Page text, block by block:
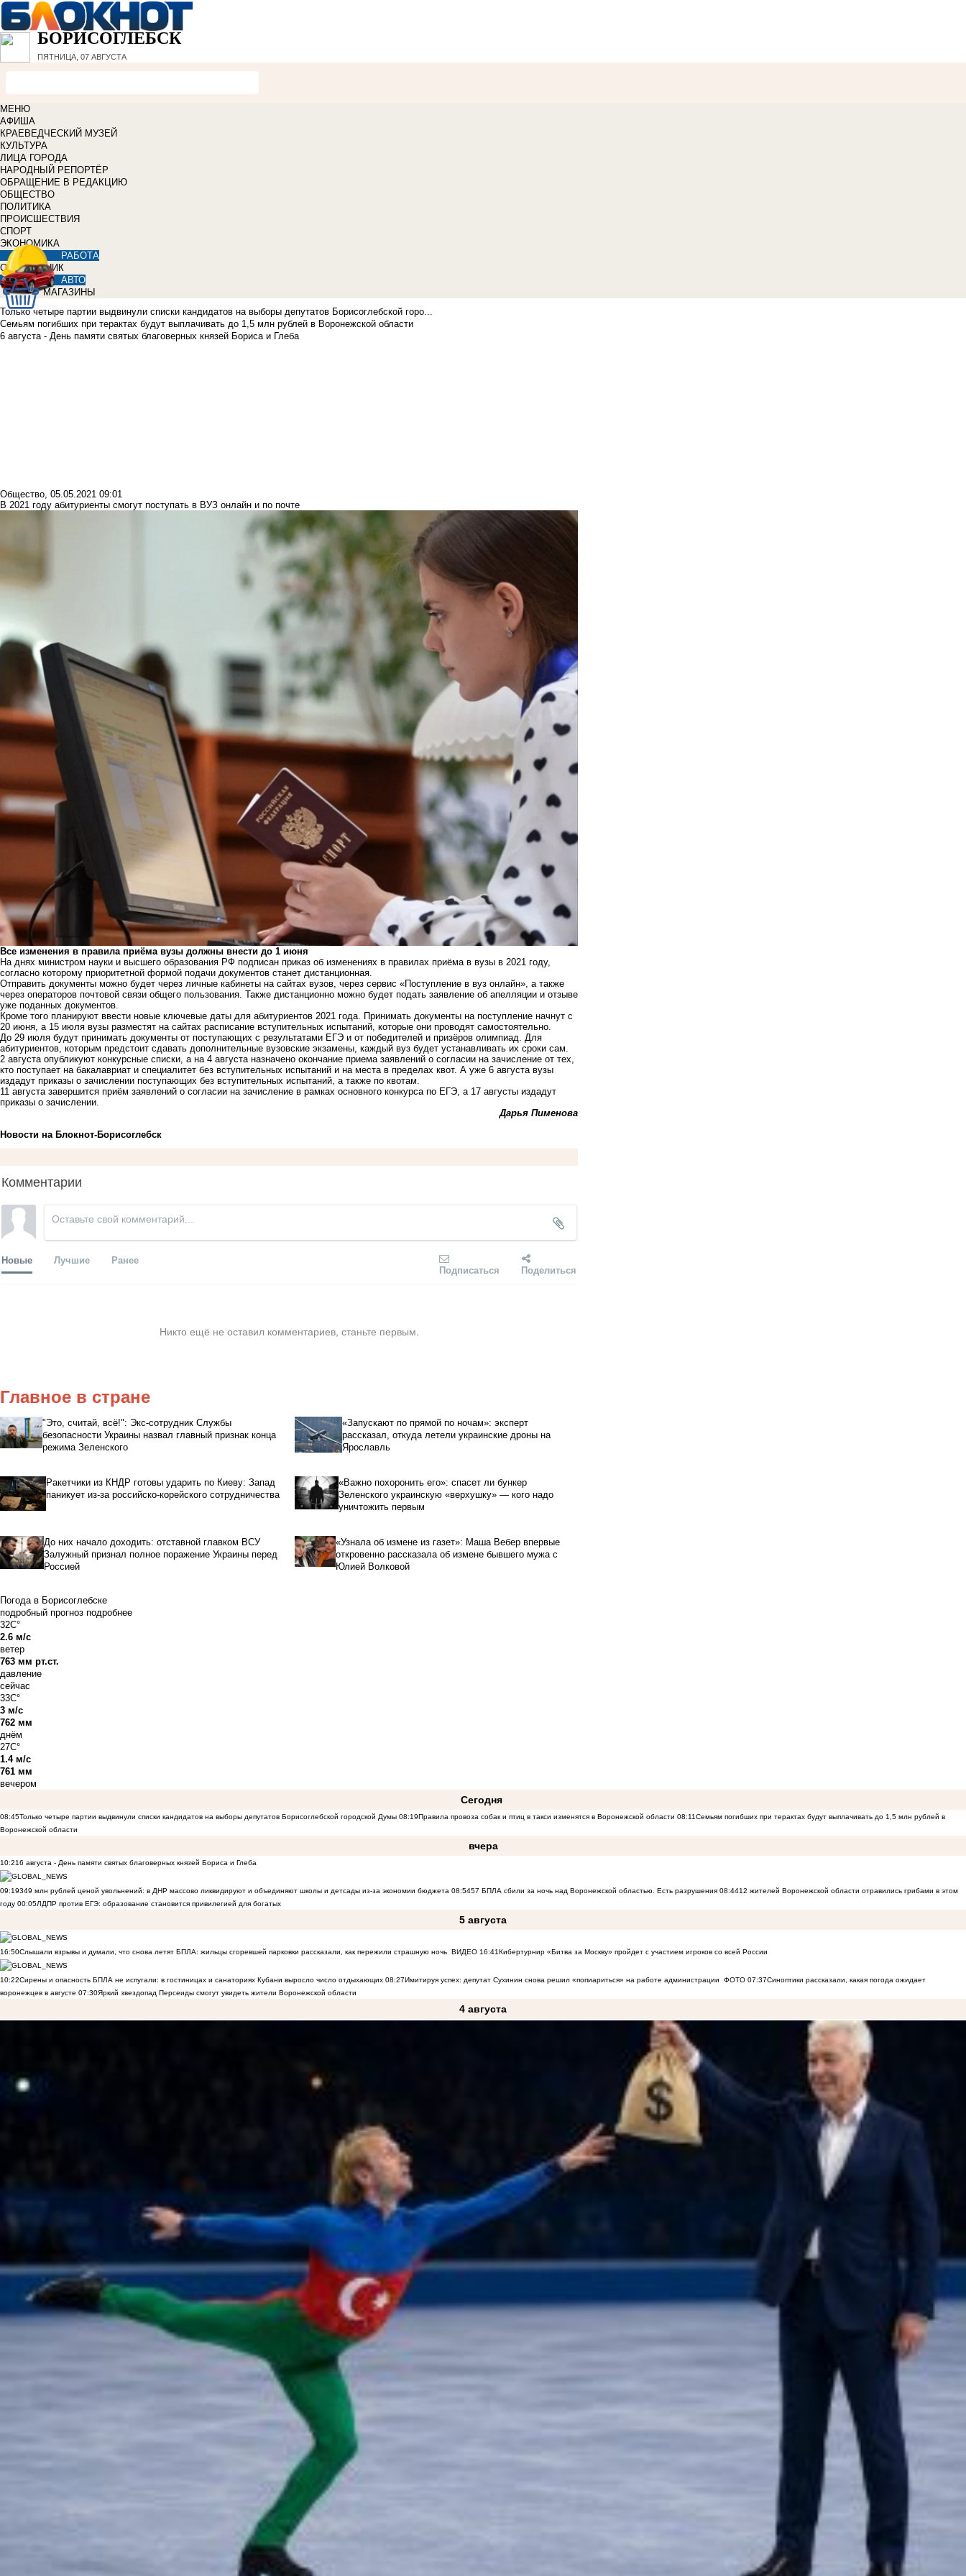
БОРИСОГЛЕБСК
ПЯТНИЦА, 07 АВГУСТА
МЕНЮ
АФИША
КРАЕВЕДЧЕСКИЙ МУЗЕЙ
КУЛЬТУРА
ЛИЦА ГОРОДА
НАРОДНЫЙ РЕПОРТЁР
ОБРАЩЕНИЕ В РЕДАКЦИЮ
ОБЩЕСТВО
ПОЛИТИКА
ПРОИСШЕСТВИЯ
СПОРТ
ЭКОНОМИКА
РАБОТА
СПРАВОЧНИК
АВТО
МАГАЗИНЫ
Только четыре партии выдвинули списки кандидатов на выборы депутатов Борисоглебской горо...
Семьям погибших при терактах будут выплачивать до 1,5 млн рублей в Воронежской области
6 августа - День памяти святых благоверных князей Бориса и Глеба
Общество, 05.05.2021 09:01
В 2021 году абитуриенты смогут поступать в ВУЗ онлайн и по почте
Все изменения в правила приёма вузы должны внести до 1 июня
На днях министром науки и высшего образования РФ подписан приказ об изменениях в правилах приёма в вузы в 2021 году,
согласно которому приоритетной формой подачи документов станет дистанционная.
Отправить документы можно будет через личные кабинеты на сайтах вузов, через сервис «Поступление в вуз онлайн», а также
через операторов почтовой связи общего пользования. Также дистанционно можно будет подать заявление об апелляции и отзыве
уже поданных документов.
Кроме того планируют ввести новые ключевые даты для абитуриентов 2021 года. Принимать документы на поступление начнут с
20 июня, а 15 июля вузы разместят на сайтах расписание вступительных испытаний, которые они проводят самостоятельно.
До 29 июля будут принимать документы от поступающих с результатами ЕГЭ и от победителей и призёров олимпиад. Для
абитуриентов, которым предстоит сдавать дополнительные вузовские экзамены, каждый вуз будет устанавливать их сроки сам.
2 августа опубликуют конкурсные списки, а на 4 августа назначено окончание приема заявлений о согласии на зачисление от тех,
кто поступает на бакалавриат и специалитет без вступительных испытаний и на места в пределах квот. А уже 6 августа вузы
издадут приказы о зачислении поступающих без вступительных испытаний, а также по квотам.
11 августа завершится приём заявлений о согласии на зачисление в рамках основного конкурса по ЕГЭ, а 17 августы издадут
приказы о зачислении.
Дарья Пименова
Новости на Блoкнoт-Борисоглебск
Комментарии
Новые Лучшие Ранее
Подписаться Поделиться
Никто ещё не оставил комментариев, станьте первым.
Главное в стране
"Это, считай, всё!": Экс-сотрудник Службы
безопасности Украины назвал главный признак конца
режима Зеленского
«Запускают по прямой по ночам»: эксперт
рассказал, откуда летели украинские дроны на
Ярославль
Ракетчики из КНДР готовы ударить по Киеву: Запад
паникует из-за российско-корейского сотрудничества
«Важно похоронить его»: спасет ли бункер
Зеленского украинскую «верхушку» — кого надо
уничтожить первым
До них начало доходить: отставной главком ВСУ
Залужный признал полное поражение Украины перед
Россией
«Узнала об измене из газет»: Маша Вебер впервые
откровенно рассказала об измене бывшего мужа с
Юлией Волковой
Погода в Борисоглебске
подробный прогноз подробнее
32C°
2.6 м/с
ветер
763 мм рт.ст.
давление
сейчас
33C°
3 м/с
762 мм
днём
27C°
1.4 м/с
761 мм
вечером
Сегодня
08:45Только четыре партии выдвинули списки кандидатов на выборы депутатов Борисоглебской городской Думы 08:19Правила провоза собак и птиц в такси изменятся в Воронежской области 08:11Семьям погибших при терактах будут выплачивать до 1,5 млн рублей в
Воронежской области
вчера
10:216 августа - День памяти святых благоверных князей Бориса и Глеба
09:19349 млн рублей ценой увольнений: в ДНР массово ликвидируют и объединяют школы и детсады из-за экономии бюджета 08:5457 БПЛА сбили за ночь над Воронежской областью. Есть разрушения 08:4412 жителей Воронежской области отравились грибами в этом
году 00:05ЛДПР против ЕГЭ: образование становится привилегией для богатых
5 августа
16:50Слышали взрывы и думали, что снова летят БПЛА: жильцы сгоревшей парковки рассказали, как пережили страшную ночь ВИДЕО 16:41Кибертурнир «Битва за Москву» пройдет с участием игроков со всей России
10:22Сирены и опасность БПЛА не испугали: в гостиницах и санаториях Кубани выросло число отдыхающих 08:27Имитируя успех: депутат Сухинин снова решил «попиариться» на работе администрации ФОТО 07:37Синоптики рассказали, какая погода ожидает
воронежцев в августе 07:30Яркий звездопад Персеиды смогут увидеть жители Воронежской области
4 августа